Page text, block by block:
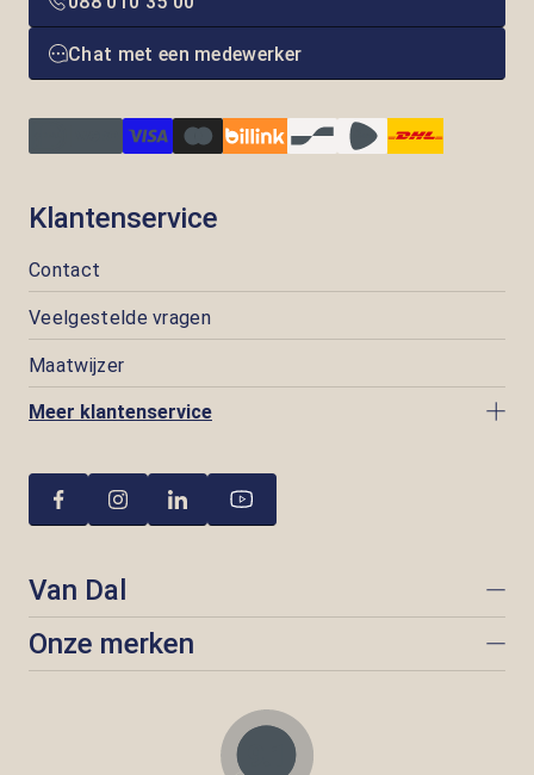
Chat met een medewerker
Klantenservice
Contact
Veelgestelde vragen
Maatwijzer
Meer klantenservice
Van Dal
Onze merken